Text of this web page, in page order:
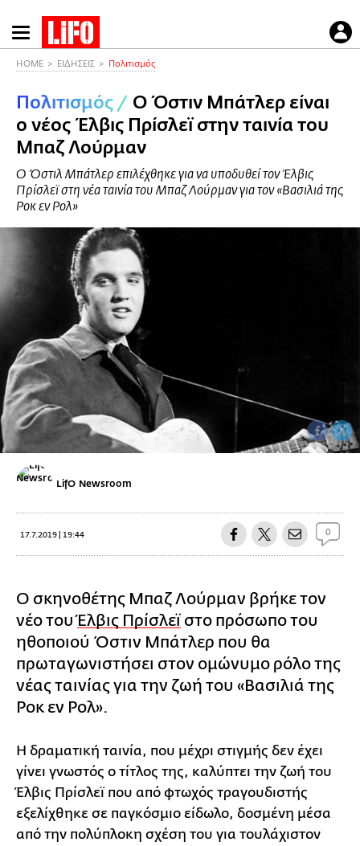
Παράκαμψη
προς
περιεχόμενο
HOME ΕΙΔΗΣΕΙΣ Πολιτισμός
Πολιτισμός / Ο Όστιν Μπάτλερ είναι
ο νέος Έλβις Πρίσλεϊ στην ταινία του
Μπαζ Λούρμαν
Ο Όστιλ Μπάτλερ επιλέχθηκε για να υποδυθεί τον Έλβις
Πρίσλεϊ στη νέα ταινία του Μπαζ Λούρμαν για τον «Βασιλιά της
Ροκ εν Ρολ»
LifO Newsroom
17.7.2019 | 19:44 0
Ο σκηνοθέτης Μπαζ Λούρμαν βρήκε τον
νέο τουΈλβις Πρίσλεϊ στο πρόσωπο του
ηθοποιού Όστιν Μπάτλερ που θα
πρωταγωνιστήσει στον ομώνυμο ρόλο της
νέας ταινίας για την ζωή του «Βασιλιά της
Ροκ εν Ρολ».
Η δραματική ταινία, που μέχρι στιγμής δεν έχει
γίνει γνωστός ο τίτλος της, καλύπτει την ζωή του
Έλβις Πρίσλεϊ που από φτωχός τραγουδιστής
εξελίχθηκε σε παγκόσμιο είδωλο, δοσμένη μέσα
από την πολύπλοκη σχέση του για τουλάχιστον